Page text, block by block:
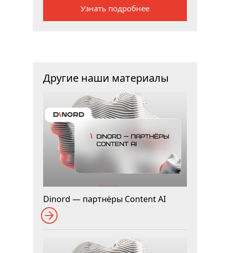
Другие наши материалы
Dinord — партнёры Content AI
Узнать подробнее